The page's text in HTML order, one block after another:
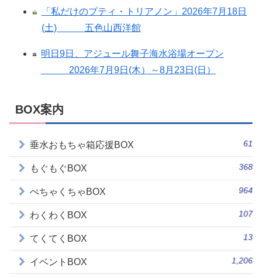
「私だけのプティ・トリアノン」2026年7月18日
(土) 五色山西洋館
明日9日、アジュール舞子海水浴場オープン
2026年7月9日(木）～8月23日(日）
BOX案内
垂水おもちゃ箱応援BOX 61
もぐもぐBOX 368
ぺちゃくちゃBOX 964
わくわくBOX 107
てくてくBOX 13
イベントBOX 1,206